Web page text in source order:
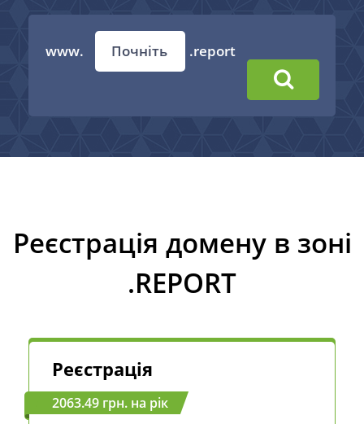
www. .report
Реєстрація домену в зоні
.REPORT
Реєстрація
2063.49 грн. на рік